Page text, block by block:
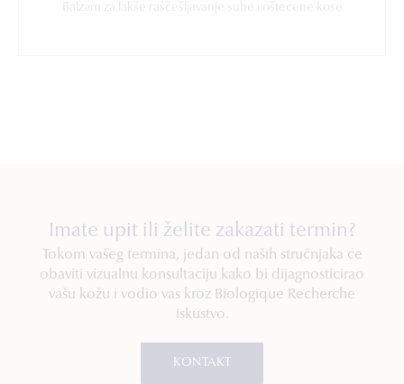
Balzam za lakše raščešljavanje suhe i oštećene kose
Imate upit ili želite zakazati termin?
Tokom vašeg termina, jedan od naših stručnjaka će
obaviti vizualnu konsultaciju kako bi dijagnosticirao
vašu kožu i vodio vas kroz Biologique Recherche
iskustvo.
KONTAKT